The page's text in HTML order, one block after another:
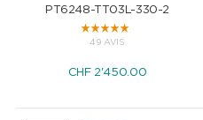
PT6248-TT03L-330-2
49 AVIS
CHF2'450.00